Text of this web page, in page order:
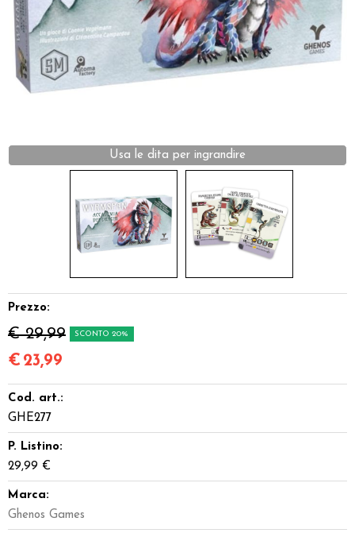
Dadi
Accessori
Giocattoli e Gadget
Prezzo:
€ 29,99 SCONTO 20%
€ 23,99
Cod. art.:
GHE277
P. Listino:
29,99 €
Marca:
Ghenos Games